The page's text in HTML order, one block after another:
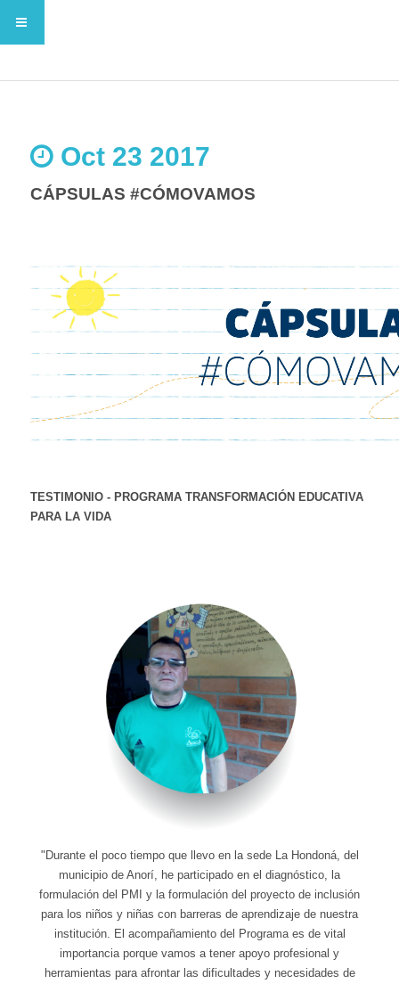
Oct 23 2017
CÁPSULAS #CÓMOVAMOS
TESTIMONIO - PROGRAMA TRANSFORMACIÓN EDUCATIVA
PARA LA VIDA
"Durante el poco tiempo que llevo en la sede La Hondoná, del
municipio de Anorí, he participado en el diagnóstico, la
formulación del PMI y la formulación del proyecto de inclusión
para los niños y niñas con barreras de aprendizaje de nuestra
institución. El acompañamiento del Programa es de vital
importancia porque vamos a tener apoyo profesional y
herramientas para afrontar las dificultades y necesidades de